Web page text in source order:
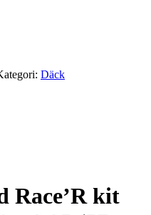
Däck
kit